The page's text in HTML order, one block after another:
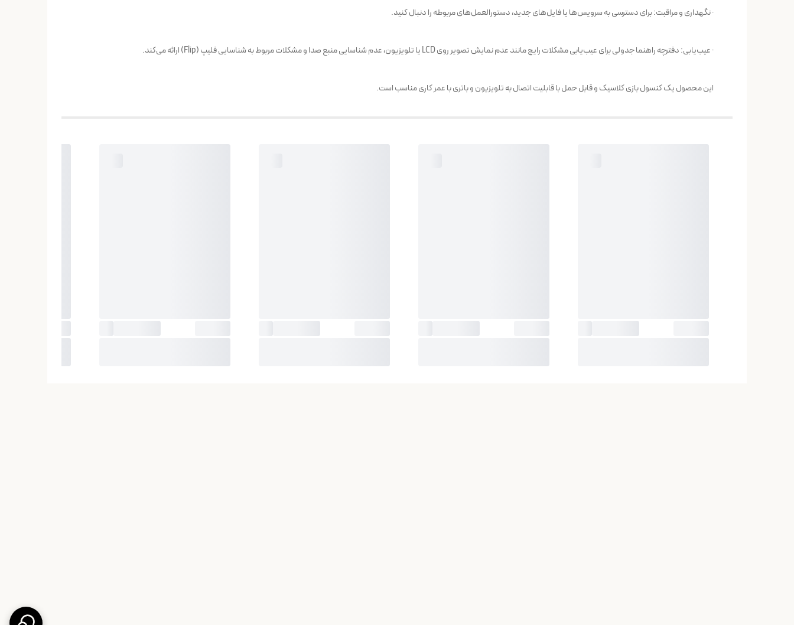
· نگهداری و مراقبت: برای دسترسی به سرویس‌ها یا فایل‌های جدید، دستورالعمل‌های مربوطه را دنبال کنید.
· عیب‌یابی: دفترچه راهنما جدولی برای عیب‌یابی مشکلات رایج مانند عدم نمایش تصویر روی LCD یا تلویزیون، عدم شناسایی منبع صدا و مشکلات مربوط به شناسایی فلیپ (Flip) ارائه می‌کند.
این محصول یک کنسول بازی کلاسیک و قابل حمل با قابلیت اتصال به تلویزیون و باتری با عمر کاری مناسب است.